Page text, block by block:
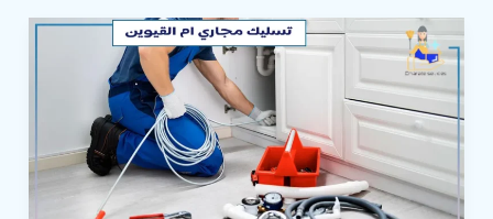
في
راس
الخيمة
للايجار
00201030714434